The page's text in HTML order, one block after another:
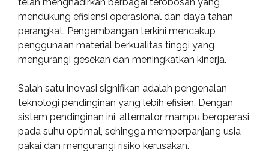
mendukung efisiensi operasional dan daya tahan
perangkat. Pengembangan terkini mencakup
penggunaan material berkualitas tinggi yang
mengurangi gesekan dan meningkatkan kinerja.
Salah satu inovasi signifikan adalah pengenalan
teknologi pendinginan yang lebih efisien. Dengan
sistem pendinginan ini, alternator mampu beroperasi
pada suhu optimal, sehingga memperpanjang usia
pakai dan mengurangi risiko kerusakan.